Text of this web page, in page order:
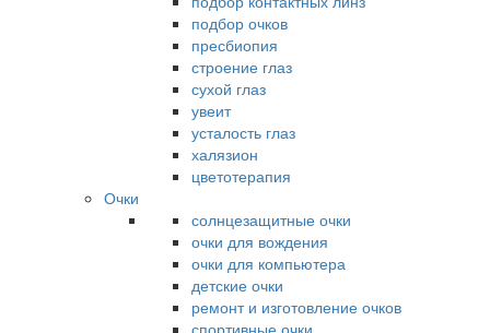
подбор очков
пресбиопия
строение глаз
сухой глаз
увеит
усталость глаз
халязион
цветотерапия
Очки
солнцезащитные очки
очки для вождения
очки для компьютера
детские очки
ремонт и изготовление очков